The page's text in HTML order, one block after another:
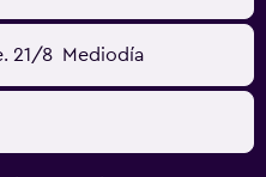
21/8 Mediodía